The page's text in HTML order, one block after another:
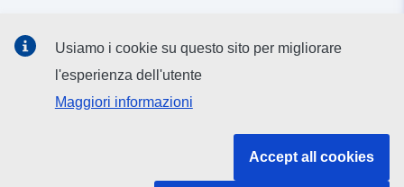
Cerca icanali social
Usiamo i cookie su questo sito per migliorare
l'esperienza dell'utente
Maggiori informazioni
Accept all cookies